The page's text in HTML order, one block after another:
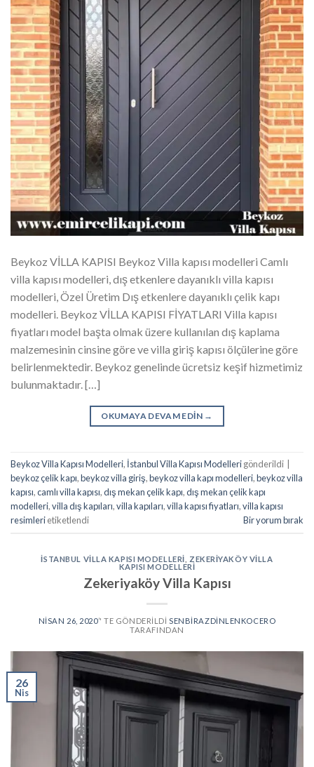
Beykoz VİLLA KAPISI Beykoz Villa kapısı modelleri Camlı
villa kapısı modelleri, dış etkenlere dayanıklı villa kapısı
modelleri, Özel Üretim Dış etkenlere dayanıklı çelik kapı
modelleri. Beykoz VİLLA KAPISI FİYATLARI Villa kapısı
fiyatları model başta olmak üzere kullanılan dış kaplama
malzemesinin cinsine göre ve villa giriş kapısı ölçülerine göre
belirlenmektedir. Beykoz genelinde ücretsiz keşif hizmetimiz
bulunmaktadır. […]
OKUMAYA DEVAM EDIN →
Beykoz Villa Kapısı Modelleri, İstanbul Villa Kapısı Modellerigönderildi
beykoz çelik kapı,beykoz villa giriş,beykoz villa kapı modelleri,beykoz villa
kapısı,camlı villa kapısı,dış mekan çelik kapı,dış mekan çelik kapı
modelleri,villa dış kapıları,villa kapıları,villa kapısı fiyatları,villa kapısı
resimlerietiketlendi Bir yorum bırak
İSTANBUL VILLA KAPISI MODELLERI
ZEKERIYAKÖY VILLA
KAPISI MODELLERI
Zekeriyaköy Villa Kapısı
NISAN 26, 2020’' TE GÖNDERILDI SENBIRAZDINLENKOCERO
TARAFINDAN
26
Nis